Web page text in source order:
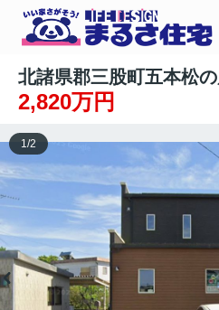
北諸県郡三股町五本松
2,820万円
1/2